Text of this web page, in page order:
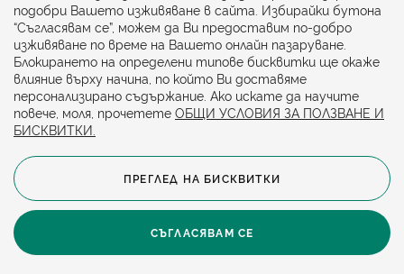
Начини на плащане:
© 2024. Всички права запазени.
Общи условия
Политика за бисквитки
подобри Вашето изживяване в сайта. Избирайки бутона
“Съгласявам се”, можем да Ви предоставим по-добро
изживяване по време на Вашето онлайн пазаруване.
Блокирането на определени типове бисквитки ще окаже
влияние върху начина, по който Ви доставяме
персонализирано съдържание. Ако искате да научите
повече, моля, прочетете ОБЩИ УСЛОВИЯ ЗА ПОЛЗВАНЕ И
БИСКВИТКИ.
СЪГЛАСЯВАМ СЕ
ПРЕГЛЕД НА БИСКВИТКИ